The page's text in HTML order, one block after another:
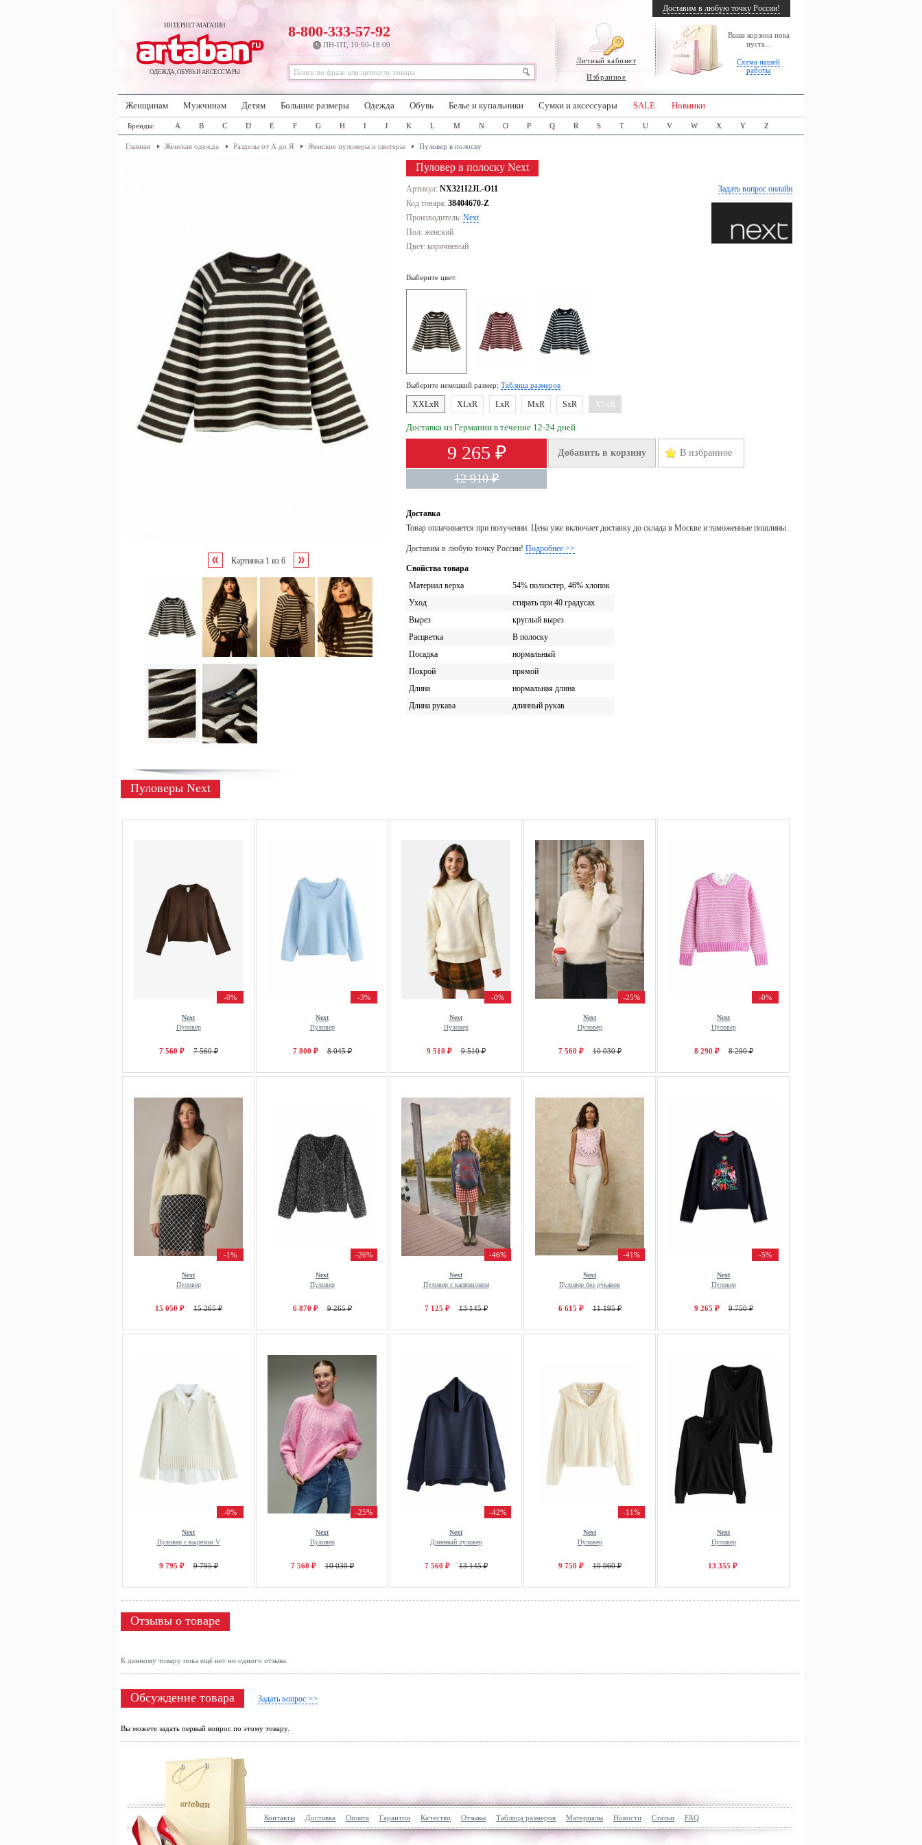
ИНТЕРНЕТ-МАГАЗИН
ОДЕЖДА, ОБУВЬ И АКСЕССУАРЫ
Личный кабинет
Избранное
Ваша корзина пока
пуста...
Схема нашей
работы
8-800-333-57-92
ПН-ПТ, 10:00-18:00
Доставим в любую точку России!
Женщинам Мужчинам Детям Большие размеры Одежда Обувь Белье и купальники Сумки и аксессуары SALE Новинки
Бренды: A B C D E F G H I J K L M N O P Q R S T U V W X Y Z
Главная Женская одежда Разделы от А до Я Женские пуловеры и свитеры Пуловер в полоску
Картинка 1 из 6
Пуловер в полоску Next
Задать вопрос онлайн
Артикул: NX321I2JL-O11
Код товара: 38404670-Z
Производитель: Next
Пол: женский
Цвет: коричневый
Выберите цвет:
Выберите немецкий размер: Таблица размеров
XXLxR XLxR LxR MxR SxR XSxR
Доставка из Германии в течение 12-24 дней
9 265 ₽ Добавить в корзину В избранное
12 910 ₽
Доставка
Товар оплачивается при получении. Цена уже включает доставку до склада в Москве и таможенные пошлины.
Доставим в любую точку России! Подробнее >>
Свойства товара
Материал верха
54% полиэстер, 46% хлопок
Уход
стирать при 40 градусах
Вырез
круглый вырез
Расцветка
В полоску
Посадка
нормальный
Покрой
прямой
Длина
нормальная длина
Длина рукава
длинный рукав
Пуловеры Next
-0%
Next
Пуловер
7 560 ₽ 7 560 ₽
-3%
Next
Пуловер
7 800 ₽ 8 045 ₽
-0%
Next
Пуловер
9 510 ₽ 9 510 ₽
-25%
Next
Пуловер
7 560 ₽ 10 030 ₽
-0%
Next
Пуловер
8 290 ₽ 8 290 ₽
-1%
Next
Пуловер
15 050 ₽ 15 265 ₽
-26%
Next
Пуловер
6 870 ₽ 9 265 ₽
-46%
Next
Пуловер с капюшоном
7 125 ₽ 13 145 ₽
-41%
Next
Пуловер без рукавов
6 615 ₽ 11 195 ₽
-5%
Next
Пуловер
9 265 ₽ 9 750 ₽
-0%
Next
Пуловер с вырезом V
9 795 ₽ 9 795 ₽
-25%
Next
Пуловер
7 560 ₽ 10 030 ₽
-42%
Next
Длинный пуловер
7 560 ₽ 13 145 ₽
-11%
Next
Пуловер
9 750 ₽ 10 960 ₽
Next
Пуловер
13 355 ₽
Отзывы о товаре
К данному товару пока ещё нет ни одного отзыва.
Обсуждение товара Задать вопрос >>
Вы можете задать первый вопрос по этому товару.
Контакты Доставка Оплата Гарантии Качество Отзывы Таблица размеров Материалы Новости Статьи FAQ